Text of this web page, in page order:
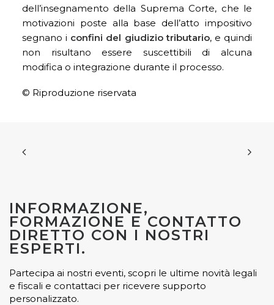
dell’insegnamento della Suprema Corte, che le
motivazioni poste alla base dell’atto impositivo
segnano i confini del giudizio tributario, e quindi
non risultano essere suscettibili di alcuna
modifica o integrazione durante il processo.
© Riproduzione riservata
INFORMAZIONE,
FORMAZIONE E CONTATTO
DIRETTO CON I NOSTRI
ESPERTI.
Partecipa ai nostri eventi, scopri le ultime novità legali
e fiscali e contattaci per ricevere supporto
personalizzato.